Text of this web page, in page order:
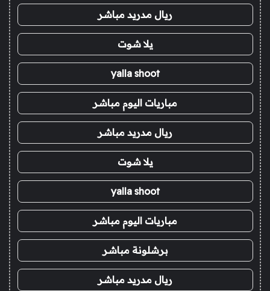
ريال مدريد مباشر
يلا شوت
yalla shoot
مباريات اليوم مباشر
ريال مدريد مباشر
يلا شوت
yalla shoot
مباريات اليوم مباشر
برشلونة مباشر
ريال مدريد مباشر